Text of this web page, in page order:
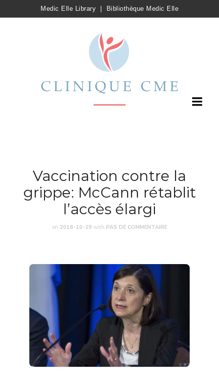
Medic Elle Library Bibliothèque Medic Elle
Vaccination contre la
grippe: McCann rétablit
l’accès élargi
on 2018-10-29 with PAS DE COMMENTAIRE